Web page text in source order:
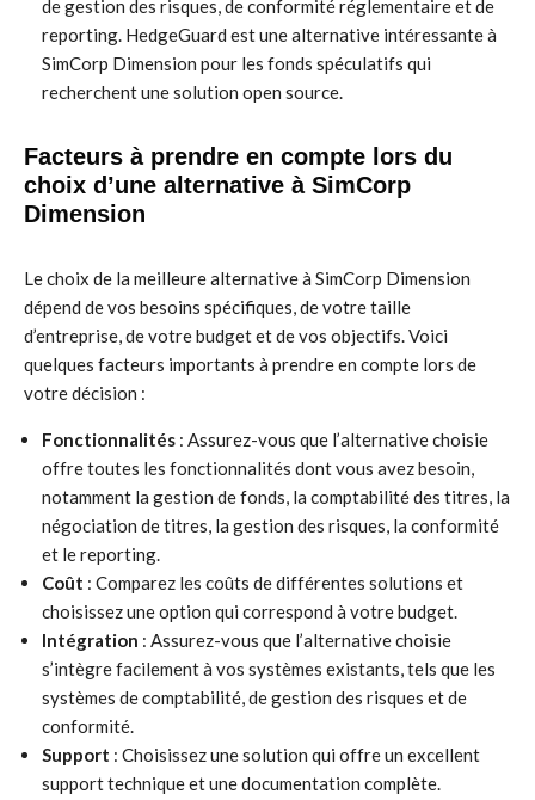
de gestion des risques, de conformité réglementaire et de
reporting. HedgeGuard est une alternative intéressante à
SimCorp Dimension pour les fonds spéculatifs qui
recherchent une solution open source.
Facteurs à prendre en compte lors du
choix d’une alternative à SimCorp
Dimension
Le choix de la meilleure alternative à SimCorp Dimension
dépend de vos besoins spécifiques, de votre taille
d’entreprise, de votre budget et de vos objectifs. Voici
quelques facteurs importants à prendre en compte lors de
votre décision :
Fonctionnalités : Assurez-vous que l’alternative choisie
offre toutes les fonctionnalités dont vous avez besoin,
notamment la gestion de fonds, la comptabilité des titres, la
négociation de titres, la gestion des risques, la conformité
et le reporting.
Coût : Comparez les coûts de différentes solutions et
choisissez une option qui correspond à votre budget.
Intégration : Assurez-vous que l’alternative choisie
s’intègre facilement à vos systèmes existants, tels que les
systèmes de comptabilité, de gestion des risques et de
conformité.
Support : Choisissez une solution qui offre un excellent
support technique et une documentation complète.